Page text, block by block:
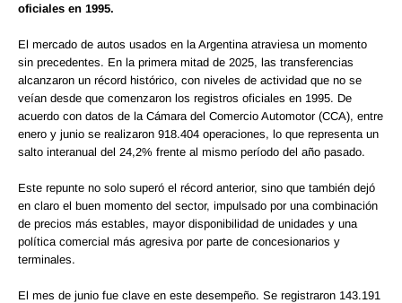
oficiales en 1995.
El mercado de autos usados en la Argentina atraviesa un momento
sin precedentes. En la primera mitad de 2025, las transferencias
alcanzaron un récord histórico, con niveles de actividad que no se
veían desde que comenzaron los registros oficiales en 1995. De
acuerdo con datos de la Cámara del Comercio Automotor (CCA), entre
enero y junio se realizaron 918.404 operaciones, lo que representa un
salto interanual del 24,2% frente al mismo período del año pasado.
Este repunte no solo superó el récord anterior, sino que también dejó
en claro el buen momento del sector, impulsado por una combinación
de precios más estables, mayor disponibilidad de unidades y una
política comercial más agresiva por parte de concesionarios y
terminales.
El mes de junio fue clave en este desempeño. Se registraron 143.191